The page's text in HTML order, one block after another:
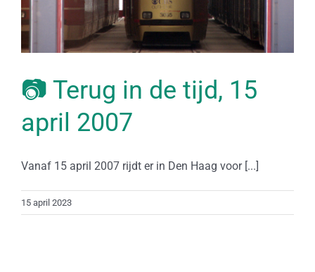
📷 Terug in de tijd, 15
april 2007
Vanaf 15 april 2007 rijdt er in Den Haag voor [...]
15 april 2023